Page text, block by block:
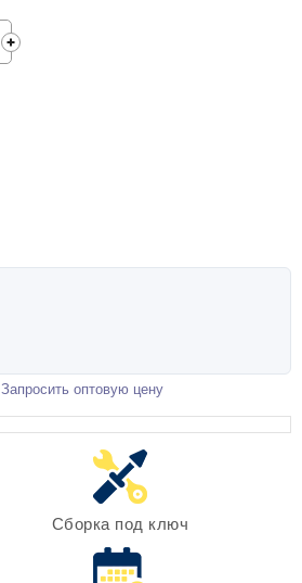
Запросить оптовую цену
Сборка под ключ